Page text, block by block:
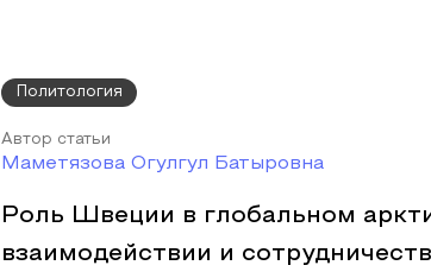
Политология
Автор статьи
Маметязова Огулгул Батыровна
Роль Швеции в глобальном
взаимодействии и